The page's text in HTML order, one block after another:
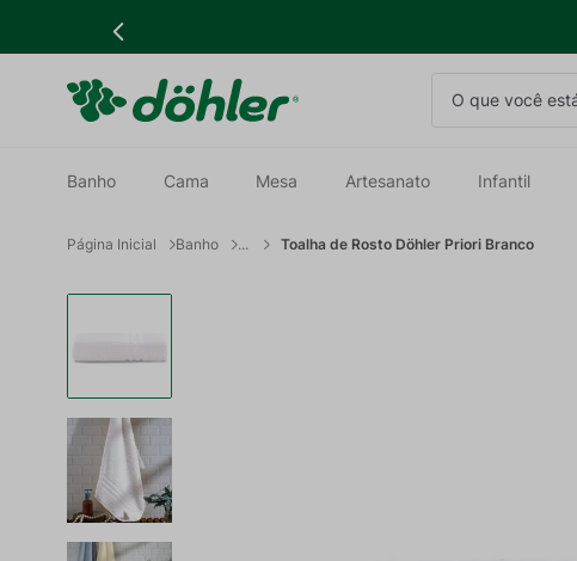
Banho Cama Mesa Artesanato Infantil
Banho Toalha de Rosto Döhler Priori Branco